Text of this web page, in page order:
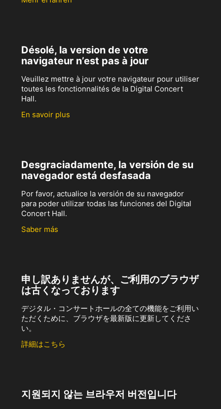
Désolé, la version de votre
navigateur n’est pas à jour
Veuillez mettre à jour votre navigateur pour utiliser
toutes les fonctionnalités de la Digital Concert
Hall.
En savoir plus
Desgraciadamente, la versión de su
navegador está desfasada
Por favor, actualice la versión de su navegador
para poder utilizar todas las funciones del Digital
Concert Hall.
Saber más
申し訳ありませんが、ご利用のブラウザ
は古くなっております
デジタル・コンサートホールの全ての機能をご利用い
ただくために、ブラウザを最新版に更新してくださ
い。
詳細はこちら
지원되지 않는 브라우저 버전입니다